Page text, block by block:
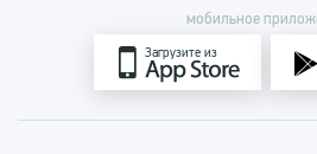
мобильное
Загрузите из